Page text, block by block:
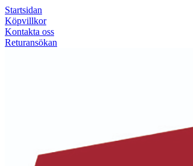
Startsidan
Köpvillkor
Kontakta oss
Returansökan